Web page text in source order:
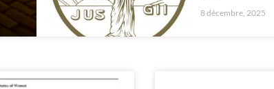
8 décembre, 2025